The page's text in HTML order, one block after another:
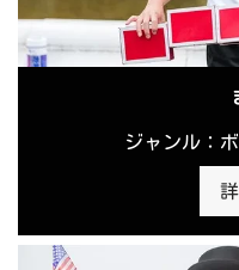
ジャンル：